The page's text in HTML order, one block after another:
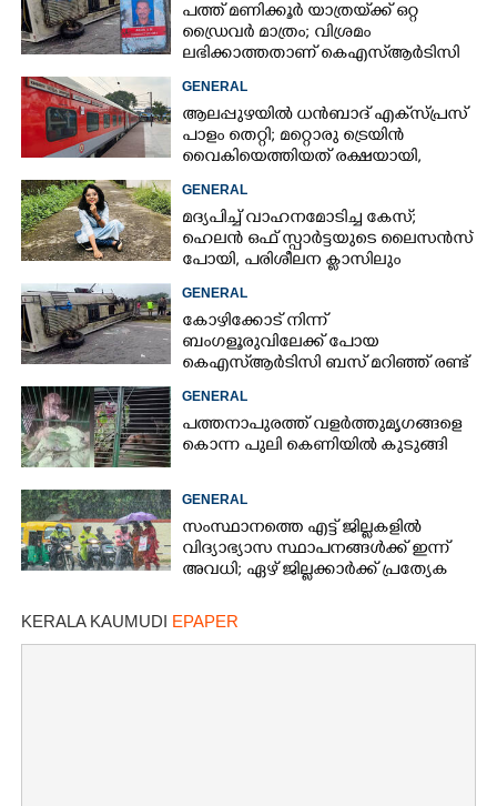
പത്ത് മണിക്കൂർ യാത്രയ്‌ക്ക് ഒറ്റ
ഡ്രൈവർ മാത്രം; വിശ്രമം
ലഭിക്കാത്തതാണ് കെഎസ്‌ആർടിസി
വിമർശനം
GENERAL
ആലപ്പുഴയിൽ ധൻബാദ് എക്‌സ്പ്രസ്
പാളം തെറ്റി; മറ്റൊരു ട്രെയിൻ
വൈകിയെത്തിയത് രക്ഷയായി,
GENERAL
മദ്യപിച്ച് വാഹനമോടിച്ച കേസ്;
ഹെലൻ ഒഫ് സ്പാർട്ടയുടെ ലൈസൻസ്
പോയി, പരിശീലന ക്ലാസിലും
GENERAL
കോഴിക്കോട് നിന്ന്
ബംഗളൂരുവിലേക്ക് പോയ
കെഎസ്‌ആർടിസി ബസ് മറിഞ്ഞ് രണ്ട്
ഗുരുതരാവസ്ഥയിൽ
GENERAL
പത്തനാപുരത്ത് വളർത്തുമൃഗങ്ങളെ
കൊന്ന പുലി കെണിയിൽ കുടുങ്ങി
GENERAL
സംസ്ഥാനത്തെ എട്ട് ജില്ലകളിൽ
വിദ്യാഭ്യാസ സ്ഥാപനങ്ങൾക്ക് ഇന്ന്
അവധി; ഏഴ് ജില്ലക്കാർക്ക് പ്രത്യേക
KERALA KAUMUDI EPAPER